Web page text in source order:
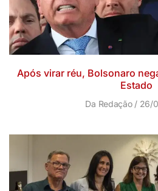
Após virar réu, Bolsonaro
Estado
Da Redação 26/